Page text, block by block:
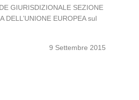
GIURISDIZIONALE SEZIONE
EUROPEA sul
9 Settembre 2015